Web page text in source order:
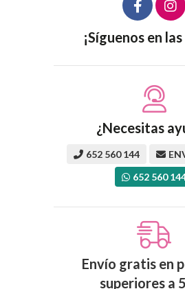
¡Síguenos en
¿Necesitas
652 560 144
652 560
Envío gratis en
superiores a